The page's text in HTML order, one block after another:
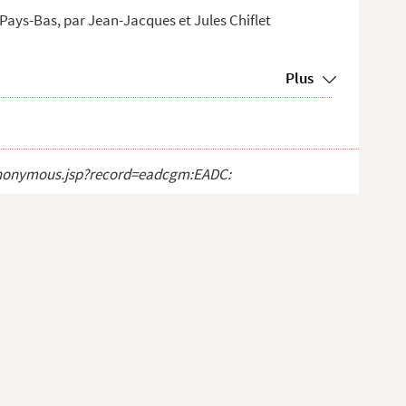
Bas, par Jean-Jacques et Jules Chiflet
Plus